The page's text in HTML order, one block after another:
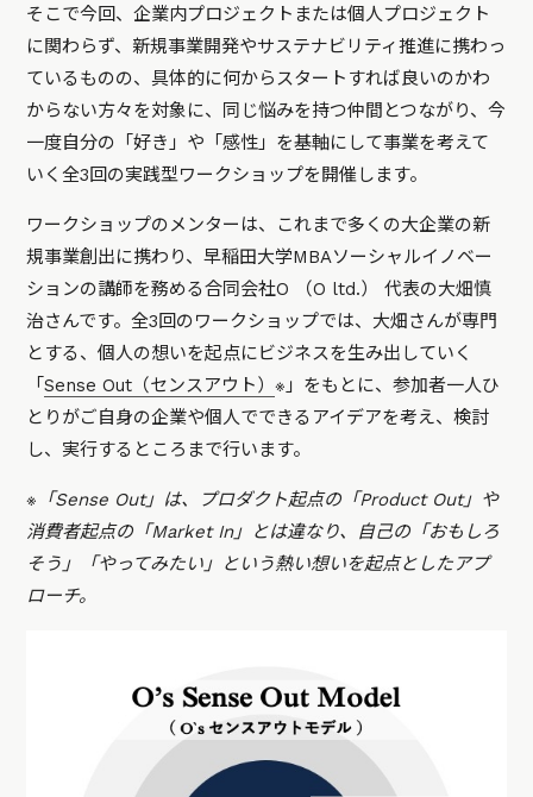
そこで今回、企業内プロジェクトまたは個人プロジェクト
に関わらず、新規事業開発やサステナビリティ推進に携わっ
ているものの、具体的に何からスタートすれば良いのかわ
からない方々を対象に、同じ悩みを持つ仲間とつながり、今
一度自分の「好き」や「感性」を基軸にして事業を考えて
いく全3回の実践型ワークショップを開催します。
ワークショップのメンターは、これまで多くの大企業の新
規事業創出に携わり、早稲田大学MBAソーシャルイノベー
ションの講師を務める合同会社O （O ltd.） 代表の大畑慎
治さんです。全3回のワークショップでは、大畑さんが専門
とする、個人の想いを起点にビジネスを生み出していく
「Sense Out（センスアウト）※」をもとに、参加者一人ひ
とりがご自身の企業や個人でできるアイデアを考え、検討
し、実行するところまで行います。
※「Sense Out」は、プロダクト起点の「Product Out」や
消費者起点の「Market In」とは違なり、自己の「おもしろ
そう」「やってみたい」という熱い想いを起点としたアプ
ローチ。